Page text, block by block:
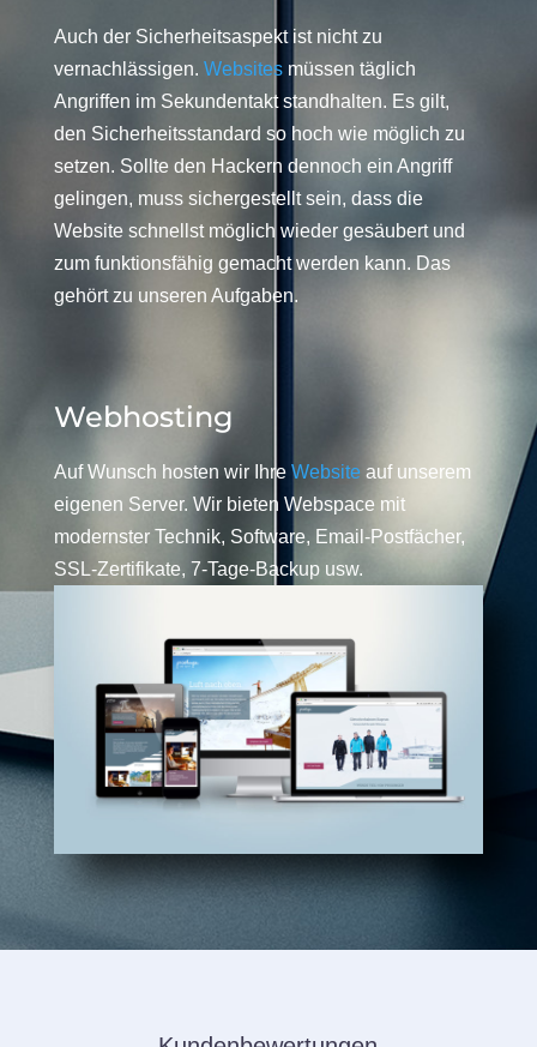
Auch der Sicherheitsaspekt ist nicht zu
vernachlässigen. Websitesmüssen täglich
Angriffen im Sekundentakt standhalten. Es gilt,
den Sicherheitsstandard so hoch wie möglich zu
setzen. Sollte den Hackern dennoch ein Angriff
gelingen, muss sichergestellt sein, dass die
Website schnellst möglich wieder gesäubert und
zum funktionsfähig gemacht werden kann. Das
gehört zu unseren Aufgaben.
Webhosting
Auf Wunsch hosten wir Ihre Website auf unserem
eigenen Server. Wir bieten Webspace mit
modernster Technik, Software, Email-Postfächer,
SSL-Zertifikate, 7-Tage-Backup usw.